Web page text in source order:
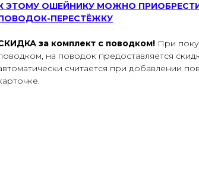
ЭТОМУ ОШЕЙНИКУ МОЖНО
ПЕРЕСТЁЖКУ
за комплект с поводком! При
на поводок предоставляется
считается при добавлении